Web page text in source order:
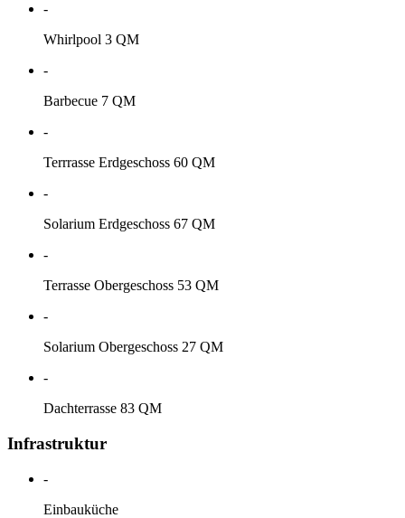
-
Whirlpool 3 QM
-
Barbecue 7 QM
-
Terrrasse Erdgeschoss 60 QM
-
Solarium Erdgeschoss 67 QM
-
Terrasse Obergeschoss 53 QM
-
Solarium Obergeschoss 27 QM
-
Dachterrasse 83 QM
Infrastruktur
-
Einbauküche